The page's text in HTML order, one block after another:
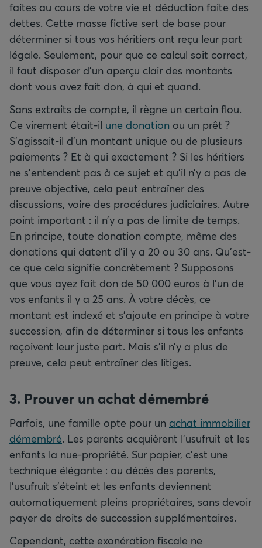
faites au cours de votre vie et déduction faite des
dettes. Cette masse fictive sert de base pour
déterminer si tous vos héritiers ont reçu leur part
légale. Seulement, pour que ce calcul soit correct,
il faut disposer d’un aperçu clair des montants
dont vous avez fait don, à qui et quand.
Sans extraits de compte, il règne un certain flou.
Ce virement était-il une donation ou un prêt ?
S’agissait-il d’un montant unique ou de plusieurs
paiements ? Et à qui exactement ? Si les héritiers
ne s’entendent pas à ce sujet et qu’il n’y a pas de
preuve objective, cela peut entraîner des
discussions, voire des procédures judiciaires. Autre
point important : il n’y a pas de limite de temps.
En principe, toute donation compte, même des
donations qui datent d’il y a 20 ou 30 ans. Qu’est-
ce que cela signifie concrètement ? Supposons
que vous ayez fait don de 50 000 euros à l’un de
vos enfants il y a 25 ans. À votre décès, ce
montant est indexé et s’ajoute en principe à votre
succession, afin de déterminer si tous les enfants
reçoivent leur juste part. Mais s’il n’y a plus de
preuve, cela peut entraîner des litiges.
3. Prouver un achat démembré
Parfois, une famille opte pour un achat immobilier
démembré. Les parents acquièrent l’usufruit et les
enfants la nue-propriété. Sur papier, c’est une
technique élégante : au décès des parents,
l’usufruit s’éteint et les enfants deviennent
automatiquement pleins propriétaires, sans devoir
payer de droits de succession supplémentaires.
Cependant, cette exonération fiscale ne